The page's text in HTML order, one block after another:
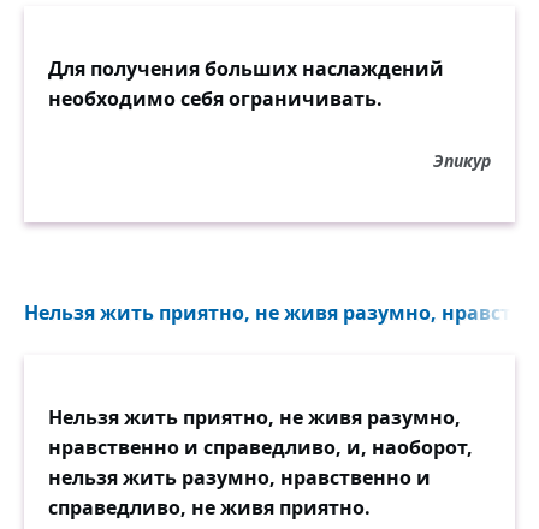
Для получения больших наслаждений
необходимо себя ограничивать.
Эпикур
Нельзя жить приятно, не живя разумно,
Нельзя жить приятно, не живя разумно,
нравственно и справедливо, и, наоборот,
нельзя жить разумно, нравственно и
справедливо, не живя приятно.